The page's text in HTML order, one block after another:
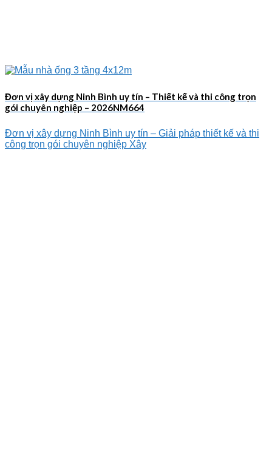
Đơn vị xây dựng Ninh Bình uy tín – Thiết kế và thi công trọn
gói chuyên nghiệp – 2026NM664
Đơn vị xây dựng Ninh Bình uy tín – Giải pháp thiết kế và thi
công trọn gói chuyên nghiệp Xây